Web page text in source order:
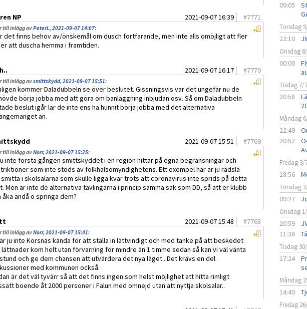
NP 2021-09-07 16:39 #7771
till inlägg avPeterL, 2021-09-07 14:07:
det finns behov av/önskemål om dusch fortfarande, men inte alls omöjligt att fler
att duscha hemma i framtiden.
2021-09-07 16:17 #7770
till inlägg avsmittskydd, 2021-09-07 15:51:
kommer Daladubbeln se över beslutet. Gissningsvis var det ungefär nu de
börja jobba med att göra om banläggning inbjudan osv. Så om Daladubbeln
beslut igår lär de inte ens ha hunnit börja jobba med det alternativa
än.
2021-09-07 15:51 #7769
till inlägg avNorr, 2021-09-07 15:25:
inte första gången smittskyddet i en region hittar på egna begränsningar och
som inte stöds av folkhälsomyndighetens. Ett exempel här är ju rädsla
i skolsalarna som skulle ligga kvar trots att coronavirus inte sprids på detta
Men är inte de alternativa tävlingarna i princip samma sak som DD, så att er klubb
åka ändå o springa dem?
2021-09-07 15:48 #7768
till inlägg avNorr, 2021-09-07 15:41:
ju inte Korsnäs kända för att ställa in lättvindigt och med tanke på att beskedet
lättnader kom helt utan förvarning för mindre än 1 timme sedan så kan vi väl vänta
och ge dem chansen att utvärdera det nya läget.. Det krävs en del
med kommunen också.
är det väl tyvärr så att det finns ingen som helst möjlighet att hitta rimligt
boende åt 2000 personer i Falun med omnejd utan att nyttja skolsalar..
09:05
Torsdag
22:10
Onsdag
00:00
Tisdag 7/7
20:58
Måndag
22:49
20:52
Fredag 3/
18:56
Torsdag
09:27
Onsdag
20:59
11:36
Tisdag
17:24
Måndag
14:40
Fredag